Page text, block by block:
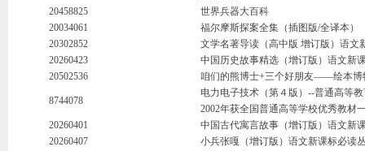
20458825
世界兵器大百科
20034061
福尔摩斯探案全集（插图版/全译本）
20302852
文学名著导读（高中版 增订版）语文
20260423
中国历史故事精选（增订版）语文新
20502536
咱们的熊博士+三个好朋友——绘本博
8744078
电力电子技术（第４版）--普通高等
2002年获全国普通高等学校优秀教材
20260401
中国古代寓言故事（增订版）语文新
20260407
小兵张嘎（增订版）语文新课标必读